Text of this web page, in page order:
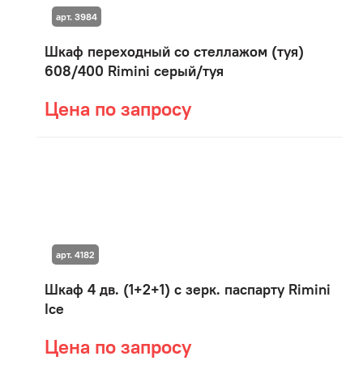
Шкаф переходный со стеллажом (туя)
608/400 Rimini серый/туя
Цена по запросу
арт. 3984
Шкаф 4 дв. (1+2+1) с зерк. паспарту Rimini
Ice
Цена по запросу
арт. 4182